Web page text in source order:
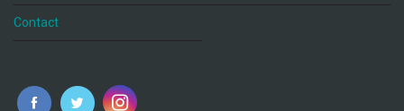
Contact
fr